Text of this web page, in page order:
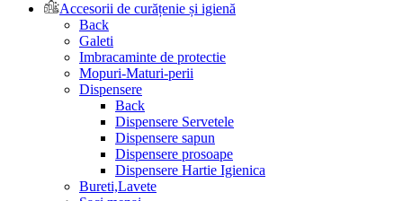
Accesorii de curățenie și igienă
Back
Galeti
Imbracaminte de protectie
Mopuri-Maturi-perii
Dispensere
Back
Dispensere Servetele
Dispensere sapun
Dispensere prosoape
Dispensere Hartie Igienica
Bureti,Lavete